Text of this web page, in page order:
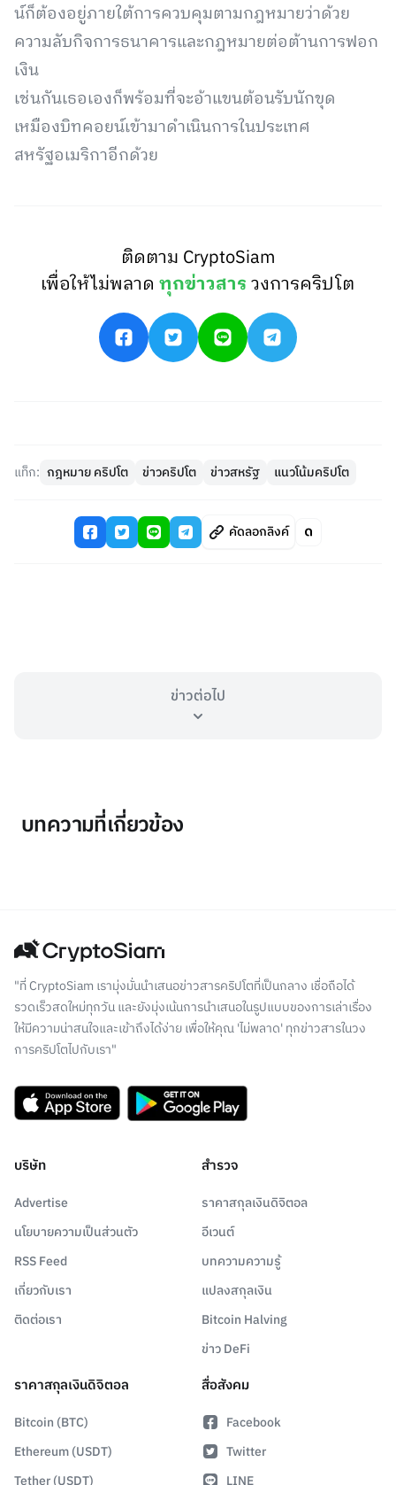
น์ก็ต้องอยู่ภายใต้การควบคุมตามกฎหมายว่าด้วย
ความลับกิจการธนาคารและกฎหมายต่อต้านการฟอก
เงิน
เช่นกันเธอเองก็พร้อมที่จะอ้าแขนต้อนรับนักขุด
เหมืองบิทคอยน์เข้ามาดำเนินการในประเทศ
สหรัฐอเมริกาอีกด้วย
ติดตาม CryptoSiam
เพื่อให้ไม่พลาดทุกข่าวสารวงการคริปโต
แท็ก: กฎหมาย คริปโต ข่าวคริปโต ข่าวสหรัฐ แนวโน้มคริปโต
คัดลอกลิงค์
ข่าวต่อไป
บทความที่เกี่ยวข้อง
"ที่ CryptoSiam เรามุ่งมั่นนำเสนอข่าวสารคริปโตที่เป็นกลาง เชื่อถือได้
รวดเร็วสดใหม่ทุกวัน และยังมุ่งเน้นการนำเสนอในรูปแบบของการเล่าเรื่อง
ให้มีความน่าสนใจและเข้าถึงได้ง่าย เพื่อให้คุณ 'ไม่พลาด' ทุกข่าวสารในวง
การคริปโตไปกับเรา"
บริษัท
Advertise
นโยบายความเป็นส่วนตัว
RSS Feed
เกี่ยวกับเรา
ติดต่อเรา
สำรวจ
ราคาสกุลเงินดิจิตอล
อีเวนต์
บทความความรู้
แปลงสกุลเงิน
Bitcoin Halving
ข่าว DeFi
ราคาสกุลเงินดิจิตอล
Bitcoin (BTC)
Ethereum (USDT)
Tether (USDT)
สื่อสังคม
Facebook
Twitter
LINE